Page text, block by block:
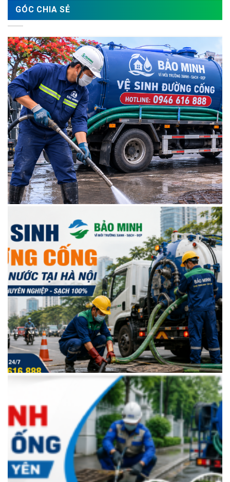
Nội
–
100%
Bảo
Minh
0946
616
888
GÓC CHIA SẺ
Vệ Sinh Đường Cống Tại Hải Phòng Uy Tín, Sạch Triệt Để, Giá Hợp Lý
Vệ Sinh Đường Cống Thoát Nước Tại Hà Nội Uy Tín – Sạch 100% | Bảo
Minh 0946 616 888